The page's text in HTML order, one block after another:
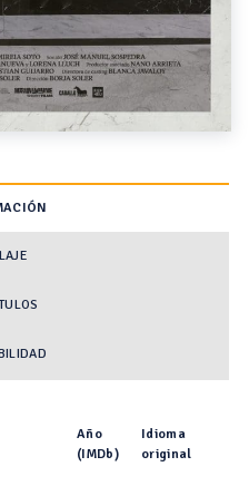
Año
(IMDb)
Idioma
original